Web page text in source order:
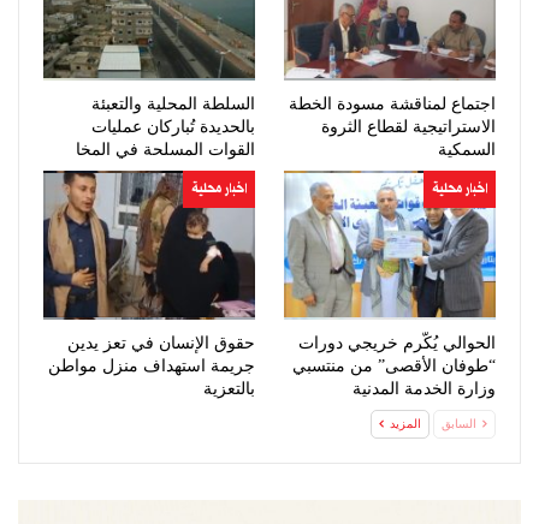
اجتماع لمناقشة مسودة الخطة
الاستراتيجية لقطاع الثروة
السمكية
السلطة المحلية والتعبئة
بالحديدة تُباركان عمليات
القوات المسلحة في المخا
اخبار محلية
الحوالي يُكّرم خريجي دورات
“طوفان الأقصى” من منتسبي
وزارة الخدمة المدنية
اخبار محلية
حقوق الإنسان في تعز يدين
جريمة استهداف منزل مواطن
بالتعزية
السابق المزيد